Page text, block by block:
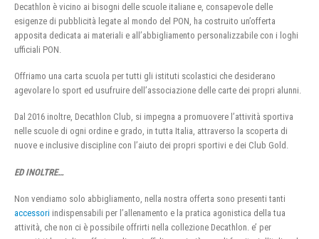
Decathlon è vicino ai bisogni delle scuole italiane e, consapevole delle
esigenze di pubblicità legate al mondo del PON, ha costruito un’offerta
apposita dedicata ai materiali e all’abbigliamento personalizzabile con i loghi
ufficiali PON.
Offriamo una carta scuola per tutti gli istituti scolastici che desiderano
agevolare lo sport ed usufruire dell’associazione delle carte dei propri alunni.
Dal 2016 inoltre, Decathlon Club, si impegna a promuovere l’attività sportiva
nelle scuole di ogni ordine e grado, in tutta Italia, attraverso la scoperta di
nuove e inclusive discipline con l’aiuto dei propri sportivi e dei Club Gold.
ED INOLTRE…
Non vendiamo solo abbigliamento, nella nostra offerta sono presenti tanti
accessori indispensabili per l’allenamento e la pratica agonistica della tua
attività, che non ci è possibile offrirti nella collezione Decathlon. e’ per